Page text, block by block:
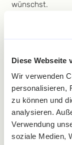
Diese Webseite
Wir verwenden
personalisieren,
zu können und
analysieren.
Verwendung
soziale Medien,
wünschst.
So
die
Das richtige
Setze klare